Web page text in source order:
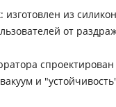
из
от
и